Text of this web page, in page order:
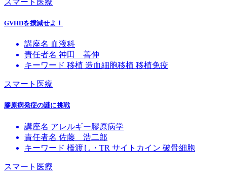
スマート医療
GVHDを撲滅せよ！
講座名 血液科
責任者名 神田 善伸
キーワード 移植 造血細胞移植 移植免疫
スマート医療
膠原病発症の謎に挑戦
講座名 アレルギー膠原病学
責任者名 佐藤 浩二郎
キーワード 橋渡し・TR サイトカイン 破骨細胞
スマート医療